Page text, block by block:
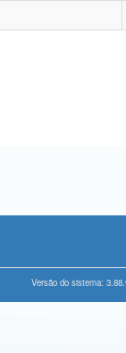
Versão do sistema: